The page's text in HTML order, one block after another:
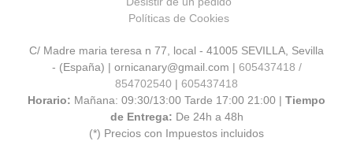
Políticas de Cookies
C/ Madre maria teresa n 77, local - 41005 SEVILLA, Sevilla
- (España) | ornicanary@gmail.com | 605437418 /
854702540 | 605437418
Horario: Mañana: 09:30/13:00 Tarde 17:00 21:00 | Tiempo
de Entrega: De 24h a 48h
(*) Precios con Impuestos incluidos